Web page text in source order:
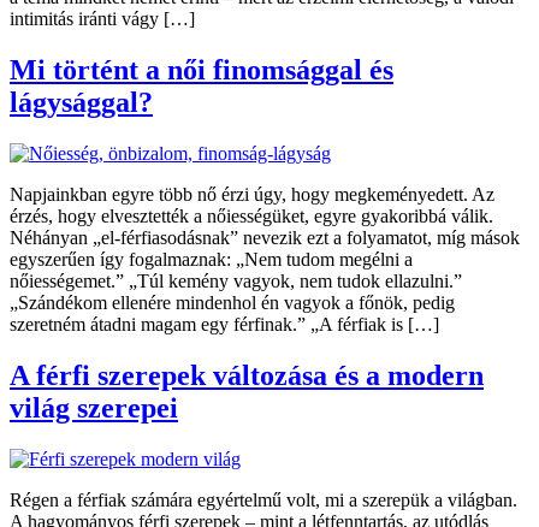
intimitás iránti vágy […]
Mi történt a női finomsággal és
lágysággal?
Napjainkban egyre több nő érzi úgy, hogy megkeményedett. Az
érzés, hogy elvesztették a nőiességüket, egyre gyakoribbá válik.
Néhányan „el-férfiasodásnak” nevezik ezt a folyamatot, míg mások
egyszerűen így fogalmaznak: „Nem tudom megélni a
nőiességemet.” „Túl kemény vagyok, nem tudok ellazulni.”
„Szándékom ellenére mindenhol én vagyok a főnök, pedig
szeretném átadni magam egy férfinak.” „A férfiak is […]
A férfi szerepek változása és a modern
világ szerepei
Régen a férfiak számára egyértelmű volt, mi a szerepük a világban.
A hagyományos férfi szerepek – mint a létfenntartás, az utódlás